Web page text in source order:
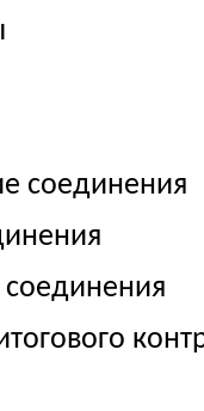
соединения